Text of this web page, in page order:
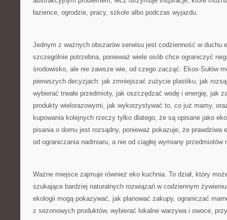
łazience, ogrodzie, pracy, szkole albo podczas wyjazdu.
Jednym z ważnych obszarów serwisu jest codzienność w duchu
szczególnie potrzebna, ponieważ wiele osób chce ograniczyć
środowisko, ale nie zawsze wie, od czego zacząć. Ekos-Sułów
pierwszych decyzjach: jak zmniejszać zużycie plastiku, jak
wybierać trwałe przedmioty, jak oszczędzać wodę i energię, jak
produkty wielorazowymi, jak wykorzystywać to, co już mamy,
kupowania kolejnych rzeczy tylko dlatego, że są opisane jako
pisania o domu jest rozsądny, ponieważ pokazuje, że prawdziwa
od ograniczania nadmiaru, a nie od ciągłej wymiany przedmiotów
Ważne miejsce zajmuje również eko kuchnia. To dział, który
szukające bardziej naturalnych rozwiązań w codziennym
ekologii mogą pokazywać, jak planować zakupy, ograniczać
z sezonowych produktów, wybierać lokalne warzywa i owoce,